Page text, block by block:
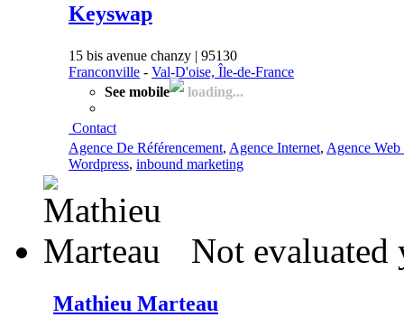
Keyswap
15 bis avenue chanzy | 95130
Franconville - Val-D'oise, Île-de-France
See mobile
loading...
Contact
Agence De Référencement, Agence Internet, Agence
Wordpress, inbound marketing
Not evaluated
Mathieu Marteau